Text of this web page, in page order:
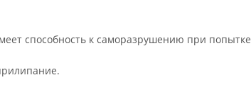
способность к саморазрушению при попытке